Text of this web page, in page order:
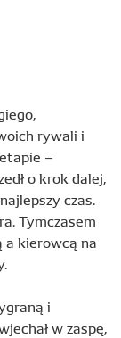
rywali i
–
o krok dalej,
czas.
Tymczasem
a kierowcą na
i
w zaspę,